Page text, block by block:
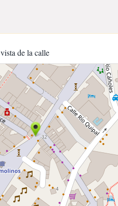
vista de la calle